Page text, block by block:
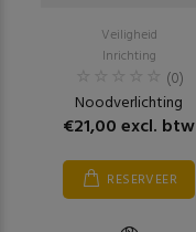
Veiligheid
Inrichting
(0)
Noodverlichting
€21,00 excl. btw
RESERVEER